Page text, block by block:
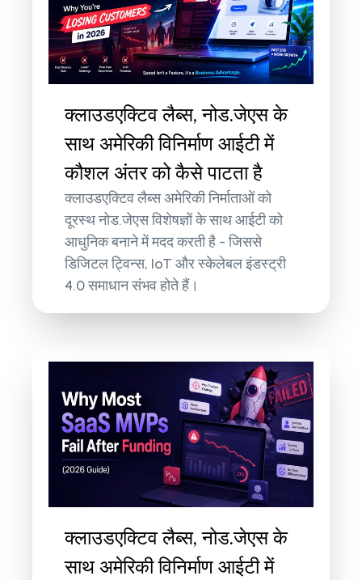
क्लाउडएक्टिव लैब्स, नोड.जेएस के
साथ अमेरिकी विनिर्माण आईटी में
कौशल अंतर को कैसे पाटता है
क्लाउडएक्टिव लैब्स अमेरिकी निर्माताओं को
दूरस्थ नोड.जेएस विशेषज्ञों के साथ आईटी को
आधुनिक बनाने में मदद करती है - जिससे
डिजिटल ट्विन्स, IoT और स्केलेबल इंडस्ट्री
4.0 समाधान संभव होते हैं।
क्लाउडएक्टिव लैब्स, नोड.जेएस के
साथ अमेरिकी विनिर्माण आईटी में